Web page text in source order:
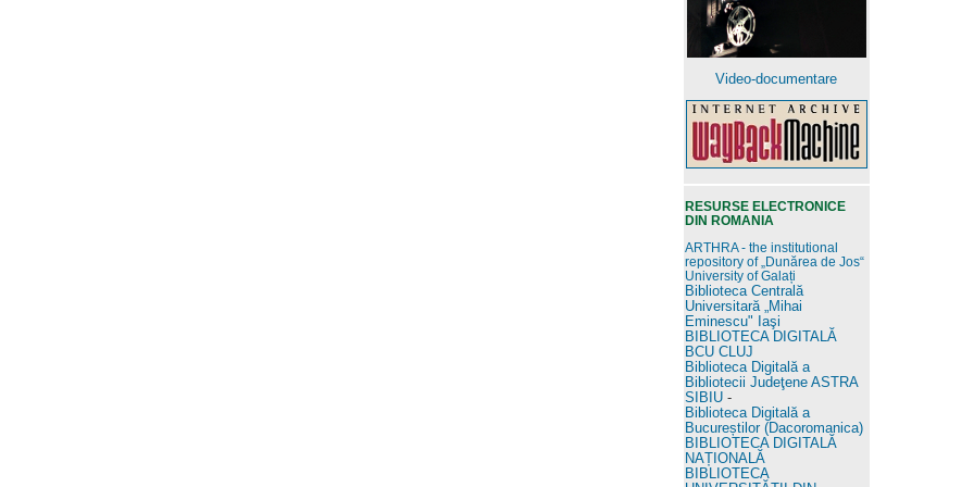
Video-documentare
RESURSE ELECTRONICE
DIN ROMANIA
ARTHRA - the institutional
repository of „Dunărea de Jos“
University of Galați
Biblioteca Centrală
Universitară „Mihai
Eminescu" Iaşi
BIBLIOTECA DIGITALĂ
BCU CLUJ
Biblioteca Digitală a
Bibliotecii Judeţene ASTRA
SIBIU-
Biblioteca Digitală a
Bucureștilor (Dacoromanica)
BIBLIOTECA DIGITALĂ
NAȚIONALĂ
BIBLIOTECA